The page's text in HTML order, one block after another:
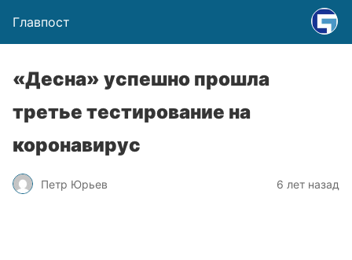
Главпост
«Десна» успешно прошла
третье тестирование на
коронавирус
Петр Юрьев 6 лет назад